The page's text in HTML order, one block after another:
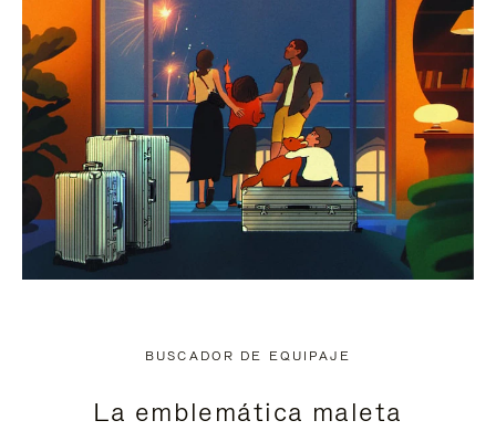
BUSCADOR DE EQUIPAJE
La emblemática maleta